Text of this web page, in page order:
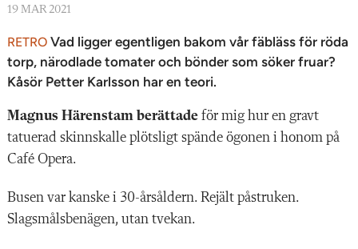
19 MAR 2021
RETRO Vad ligger egentligen bakom vår fäbläss för röda
torp, närodlade tomater och bönder som söker fruar?
Kåsör Petter Karlsson har en teori.
Magnus Härenstam berättade för mig hur en gravt
tatuerad skinnskalle plötsligt spände ögonen i honom på
Café Opera.
Busen var kanske i 30-årsåldern. Rejält påstruken.
Slagsmålsbenägen, utan tvekan.